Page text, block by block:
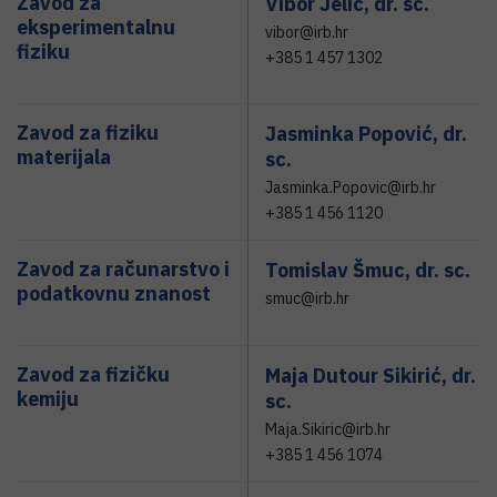
eksperimentalnu
fiziku
vibor@irb.hr
+385 1 457 1302
Zavod za fiziku
materijala
Jasminka Popović, dr.
sc.
Jasminka.Popovic@irb.hr
+385 1 456 1120
Zavod za računarstvo i
podatkovnu znanost
Tomislav Šmuc, dr. sc.
smuc@irb.hr
Zavod za fizičku
kemiju
Maja Dutour Sikirić, dr.
sc.
Maja.Sikiric@irb.hr
+385 1 456 1074